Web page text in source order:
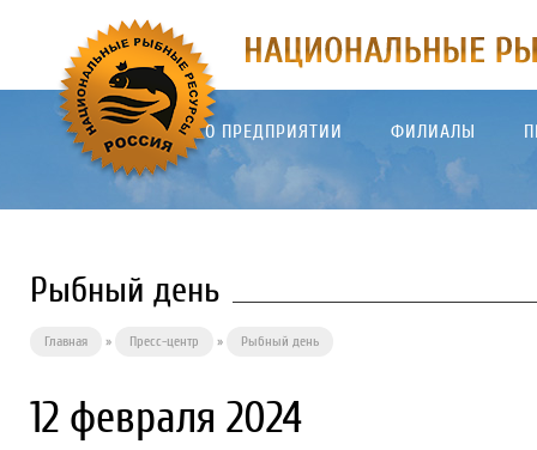
О ПРЕДПРИЯТИИ ФИЛИАЛЫ
Рыбный день
Главная » Пресс-центр » Рыбный день
12 февраля 2024